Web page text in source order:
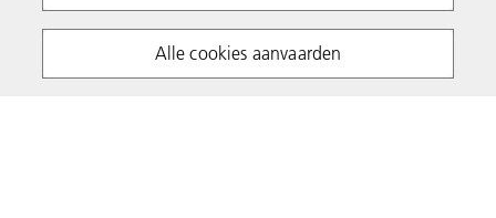
Alle cookies aanvaarden